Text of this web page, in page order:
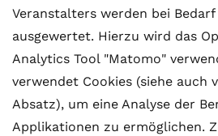
Veranstalters werden bei
ausgewertet. Hierzu wird das
Analytics Tool "Matomo"
verwendet Cookies (siehe auch
Absatz), um eine Analyse der
Applikationen zu ermöglichen.